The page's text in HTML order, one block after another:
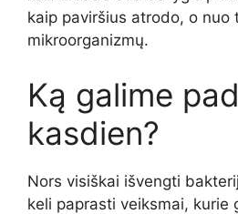
kaip paviršius atrodo, o nuo
mikroorganizmų.
Ką galime
kasdien?
Nors visiškai išvengti
keli paprasti veiksmai, kurie